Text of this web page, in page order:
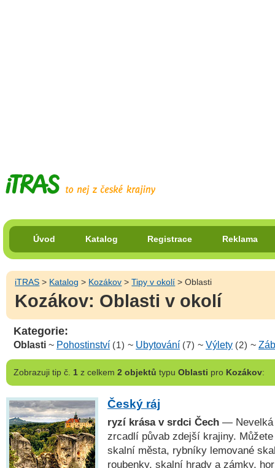
Úvod Katalog Registrace Reklama
iTRAS > Katalog > Kozákov >Tipy v okolí > Oblasti
Kozákov: Oblasti v okolí
Kategorie:
Oblasti ~ Pohostinství (1) ~ Ubytování (7) ~ Výlety (2) ~
Zobrazujitip č. 1z celkem 2 objektů typu Oblasti pro Kozákov:
Český ráj
ryzí krása v srdci Čech — Nevelká
zrcadlí půvab zdejší krajiny.
skalní města, rybníky lemované
roubenky, skalní hrady a zámky,